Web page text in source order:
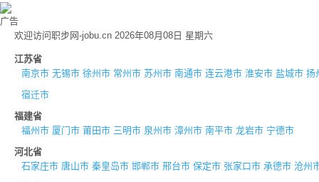
广告
欢迎访问职步网-jobu.cn 2026年08月08日 星期六
江苏省
南京市 无锡市 徐州市 常州市 苏州市 南通市 连云港市 淮安市 盐城市 扬
宿迁市
福建省
福州市 厦门市 莆田市 三明市 泉州市 漳州市 南平市 龙岩市 宁德市
河北省
石家庄市 唐山市 秦皇岛市 邯郸市 邢台市 保定市 张家口市 承德市 沧州